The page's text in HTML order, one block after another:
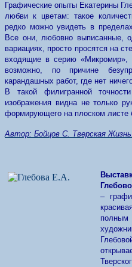
Графические опыты Екатерины
любви к цветам: такое
редко можно увидеть в
Все они, любовно выписанные,
вариациях, просто просятся на
входящие в серию «Микромир»,
возможно, по причине
карандашных работ, где нет
В такой филигранной
изображения видна не только
формирующего на плоском листе
Автор: Бойцов С. Тверская
–